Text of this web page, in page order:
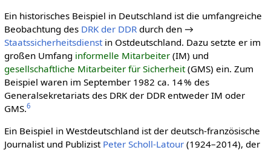
Ein historisches Beispiel in Deutschland ist die umfangreiche
Beobachtung des DRK der DDRdurch den →
Staatssicherheitsdienstin Ostdeutschland. Dazu setzte er im
großen Umfang informelle Mitarbeiter(IM) und
gesellschaftliche Mitarbeiter für Sicherheit(GMS) ein. Zum
Beispiel waren im September 1982 ca. 14 % des
Generalsekretariats des DRK der DDR entweder IM oder
GMS.6
Ein Beispiel in Westdeutschland ist der deutsch-französische
Journalist und Publizist Peter Scholl-Latour(1924–2014), der